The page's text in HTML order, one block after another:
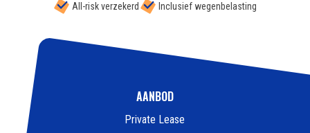
All-risk verzekerd Inclusief wegenbelasting
AANBOD
Private Lease